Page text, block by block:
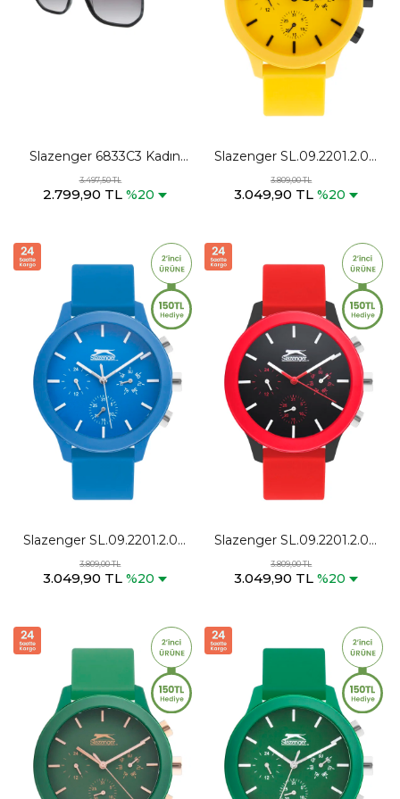
Slazenger 6833C3 Kadın
Siyah Güneş Gözlüğü
3.497,50 TL
2.799,90 TL %20
Slazenger SL.09.2201.2.09
Unisex Hardal Kol Saati
3.809,00 TL
3.049,90 TL %20
Slazenger SL.09.2201.2.08
Unisex Mavi Kol Saati
3.809,00 TL
3.049,90 TL %20
Slazenger SL.09.2201.2.07
Unisex Kırmızı Kol Saati
3.809,00 TL
3.049,90 TL %20